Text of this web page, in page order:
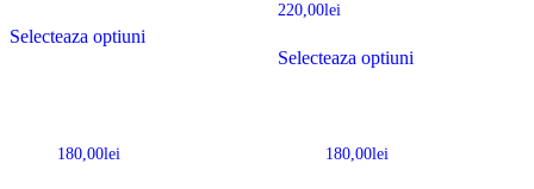
Selecteaza optiuni
220,00lei
Selecteaza optiuni
180,00lei 180,00lei